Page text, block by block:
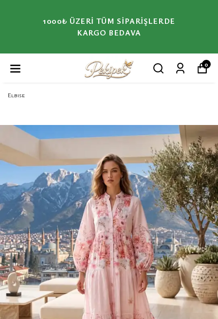
1000₺ ÜZERI TÜM SIPARIŞLERDE
KARGO BEDAVA
0
Elbise